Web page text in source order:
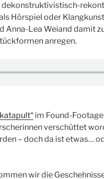
Hörspiel oder
Anna-Lea Weiand damit
anregen.
im Found-
verschüttet
– doch da ist etwas…
wir die